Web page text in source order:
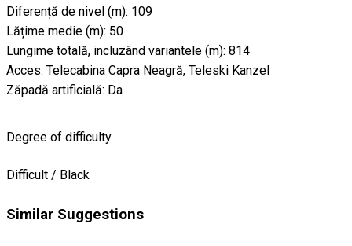
Diferență de nivel (m): 109
Lățime medie (m): 50
Lungime totală, incluzând variantele (m): 814
Acces: Telecabina Capra Neagră, Teleski Kanzel
Zăpadă artificială: Da
Degree of difficulty
Difficult / Black
Similar Suggestions